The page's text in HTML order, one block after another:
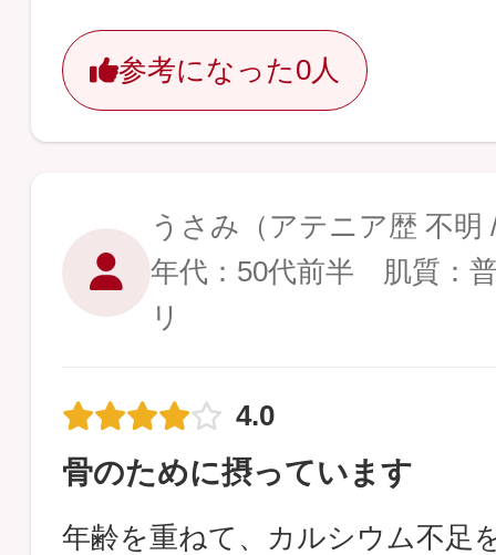
参考になった0人
うさみ （アテニア歴 不
年代：50代前半 肌質：
リ
4.0
骨のために摂っています
年齢を重ねて、カルシウム不足